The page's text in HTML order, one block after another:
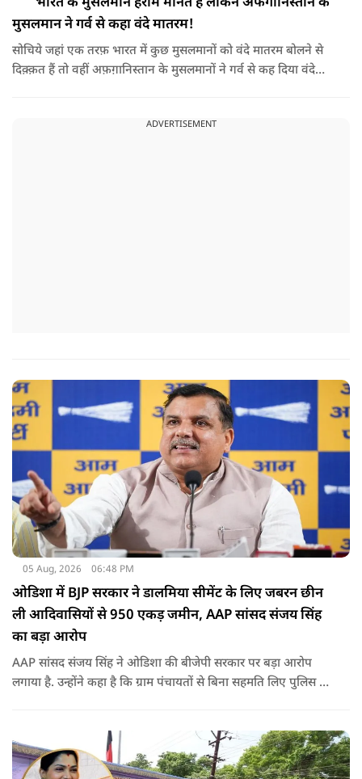
मुसलमान ने गर्व से कहा वंदे मातरम!
सोचिये जहां एक तरफ़ भारत में कुछ मुसलमानों को वंदे मातरम बोलने से
दिक़्क़त हैं तो वहीं अफ़ग़ानिस्तान के मुसलमानों ने गर्व से कह दिया वंदे
ADVERTISEMENT
05 Aug, 2026 06:48 PM
ओडिशा में BJP सरकार ने डालमिया सीमेंट के लिए जबरन छीन
ली आदिवासियों से 950 एकड़ जमीन, AAP सांसद संजय सिंह
का बड़ा आरोप
AAP सांसद संजय सिंह ने ओडिशा की बीजेपी सरकार पर बड़ा आरोप
लगाया है. उन्होंने कहा है कि ग्राम पंचायतों से बिना सहमति लिए पुलिस के